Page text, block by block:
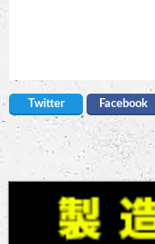
Twitter Facebook